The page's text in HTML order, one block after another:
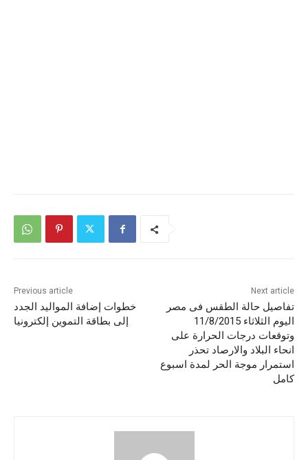
Previous article
خطوات إضافة المواليد الجدد
إلى بطاقة التموين إلكترونيا
Next article
تفاصيل حالة الطقس فى مصر
اليوم الثلاثاء 11/8/2015
وتوقعات درجات الحرارة على
انحاء البلاد والارصاد تحذر
استمرار موجة الحر لمدة اسبوع
كامل